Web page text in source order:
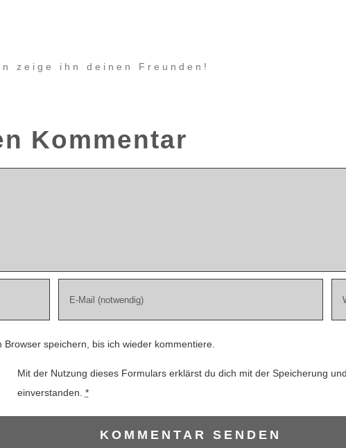
zeige ihn deinen Freunden!
Kommentar
speichern, bis ich wieder kommentiere.
Mit der Nutzung dieses Formulars erklärst du dich mit der Speicherung
einverstanden. *